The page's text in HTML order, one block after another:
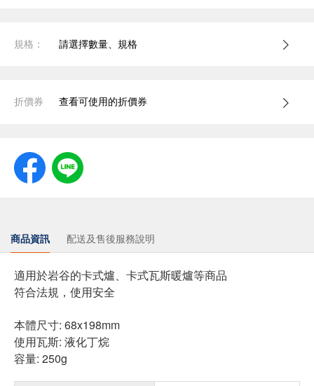
規格： 請選擇數量、規格
折價券 查看可使用的折價券
商品資訊 配送及售後服務說明
適用於岩谷的卡式爐、卡式瓦斯暖爐等商品
符合法規，使用安全
本體尺寸: 68x198mm
使用瓦斯: 液化丁烷
容量: 250g